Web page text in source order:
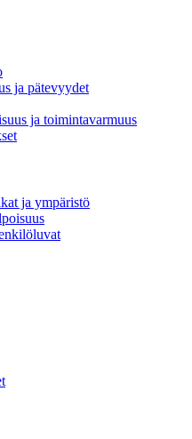
ja pätevyydet
ja toimintavarmuus
ja ympäristö